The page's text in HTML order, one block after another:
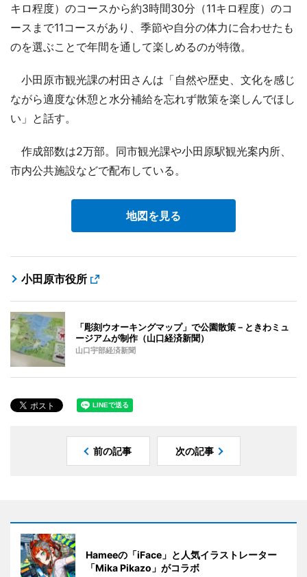
キロ程度）のコースから約3時間30分（11キロ程度）のコ
ースまで11コースがあり、季節や自分の体力に合わせたも
のを選ぶことで年間を通して楽しめるのが特徴。
小田原市観光課の村田さんは「自然や歴史、文化を感じ
ながら適度な休憩と水分補給を忘れず散策を楽しんでほし
い」と話す。
作成部数は2万部。同市観光課や小田原駅観光案内所、
市内公共施設などで配布している。
地図を見る
小田原市役所
「彫刻ウオーキングマップ」で公園散策－ときわミュ
ージアムが制作（山口経済新聞）
山口宇部経済新聞
前の記事 次の記事
Hameeの「iFace」と人気イラストレーター
「Mika Pikazo」がコラボ